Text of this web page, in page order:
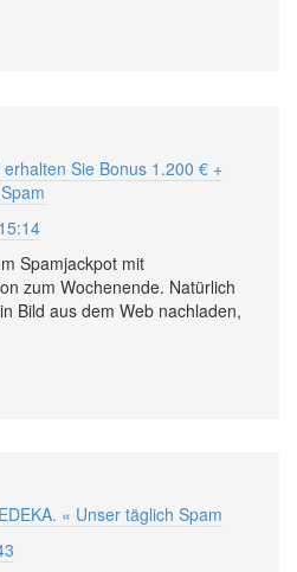
Sie Bonus 1.200 € +
Spamjackpot mit
zum Wochenende. Natürlich
Bild aus dem Web nachladen,
« Unser täglich Spam